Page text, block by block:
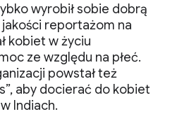
wyrobił sobie dobrą
reportażom na
kobiet w życiu
ze względu na płeć.
powstał też
aby docierać do kobiet
Indiach.